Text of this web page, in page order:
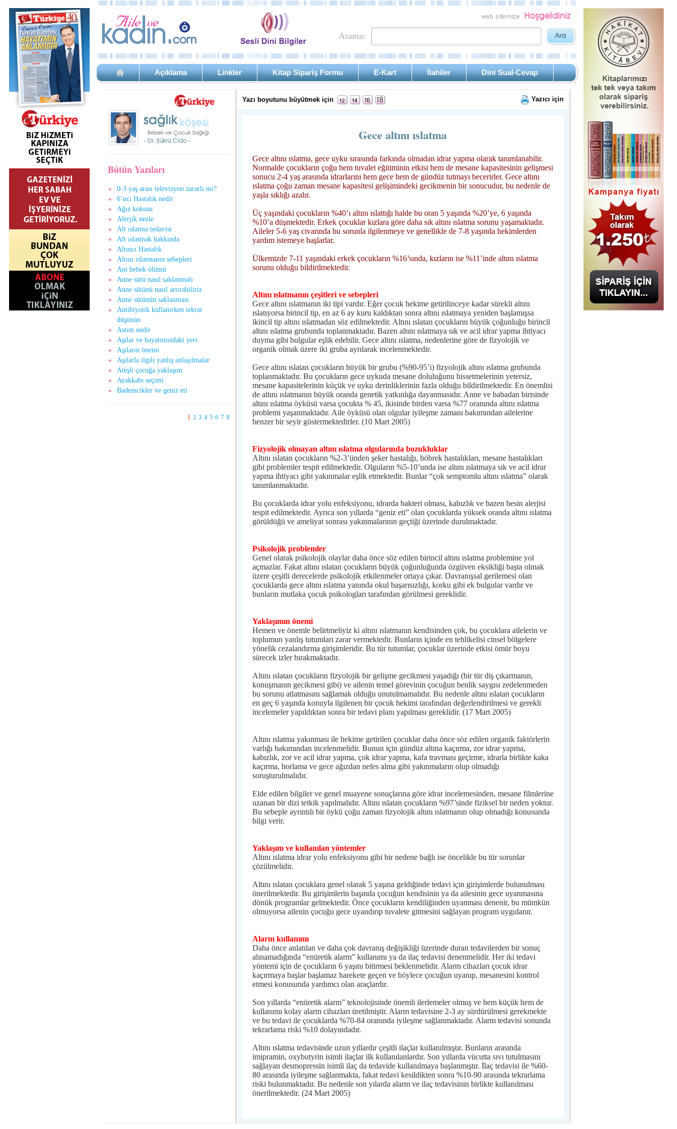
Arama:
Açıklama Linkler Kitap Sipariş Formu E-Kart İlahiler Dini Sual-Cevap
Bütün Yazıları
0-3 yaş arası televizyon zararlı mı?
6’ncı Hastalık nedir
Ağız kokusu
Alerjik nezle
Alt ıslatma tedavisi
Alt ıslatmak hakkında
Altıncı Hastalık
Altını ıslatmanın sebepleri
Ani bebek ölümü
Anne sütü nasıl saklanmalı
Anne sütünü nasıl artırabiliriz
Anne sütünün saklanması
Antibiyotik kullanırken tekrar
düşünün
Astım nedir
Aşılar ve hayatımızdaki yeri
Aşıların önemi
Aşılarla ilgili yanlış anlaşılmalar
Ateşli çocuğa yaklaşım
Ayakkabı seçimi
Bademcikler ve geniz eti
1 2 3 4 5 6 7 8
Yazı boyutunu büyütmek için Yazıcı için
Gece altını ıslatma
Gece altını ıslatma, gece uyku sırasında farkında olmadan idrar yapma olarak tanımlanabilir.
Normalde çocukların çoğu hem tuvalet eğitiminin etkisi hem de mesane kapasitesinin gelişmesi
sonucu 2-4 yaş arasında idrarlarını hem gece hem de gündüz tutmayı becerirler. Gece altını
ıslatma çoğu zaman mesane kapasitesi gelişimindeki gecikmenin bir sonucudur, bu nedenle de
yaşla sıklığı azalır.
Üç yaşındaki çocukların %40’ı altını ıslattığı halde bu oran 5 yaşında %20’ye, 6 yaşında
%10’a düşmektedir. Erkek çocuklar kızlara göre daha sık altını ıslatma sorunu yaşamaktadır.
Aileler 5-6 yaş civarında bu sorunla ilgilenmeye ve genellikle de 7-8 yaşında hekimlerden
yardım istemeye başlarlar.
Ülkemizde 7-11 yaşındaki erkek çocukların %16’sında, kızların ise %11’inde altını ıslatma
sorunu olduğu bildirilmektedir.
Altını ıslatmanın çeşitleri ve sebepleri
Gece altını ıslatmanın iki tipi vardır. Eğer çocuk hekime getirilinceye kadar sürekli altını
ıslatıyorsa birincil tip, en az 6 ay kuru kaldıktan sonra altını ıslatmaya yeniden başlamışsa
ikincil tip altını ıslatmadan söz edilmektedir. Altını ıslatan çocukların büyük çoğunluğu birincil
altını ıslatma grubunda toplanmaktadır. Bazen altını ıslatmaya sık ve acil idrar yapma ihtiyacı
duyma gibi bulgular eşlik edebilir. Gece altını ıslatma, nedenlerine göre de fizyolojik ve
organik olmak üzere iki gruba ayrılarak incelenmektedir.
Gece altını ıslatan çocukların büyük bir grubu (%90-95’i) fizyolojik altını ıslatma grubunda
toplanmaktadır. Bu çocukların gece uykuda mesane doluluğunu hissetmelerinin yetersiz,
mesane kapasitelerinin küçük ve uyku derinliklerinin fazla olduğu bildirilmektedir. En önemlisi
de altını ıslatmanın büyük oranda genetik yatkınlığa dayanmasıdır. Anne ve babadan birisinde
altını ıslatma öyküsü varsa çocukta % 45, ikisinde birden varsa %77 oranında altını ıslatma
problemi yaşanmaktadır. Aile öyküsü olan olgular iyileşme zamanı bakımından ailelerine
benzer bir seyir göstermektedirler. (10 Mart 2005)
Fizyolojik olmayan altını ıslatma olgularında bozukluklar
Altını ıslatan çocukların %2-3’ünden şeker hastalığı, böbrek hastalıkları, mesane hastalıkları
gibi problemler tespit edilmektedir. Olguların %5-10’unda ise altını ıslatmaya sık ve acil idrar
yapma ihtiyacı gibi yakınmalar eşlik etmektedir. Bunlar “çok semptomlu altını ıslatma” olarak
tanımlanmaktadır.
Bu çocuklarda idrar yolu enfeksiyonu, idrarda bakteri olması, kabızlık ve bazen besin alerjisi
tespit edilmektedir. Ayrıca son yıllarda “geniz eti” olan çocuklarda yüksek oranda altını ıslatma
görüldüğü ve ameliyat sonrası yakınmalarının geçtiği üzerinde durulmaktadır.
Psikolojik problemler
Genel olarak psikolojik olaylar daha önce söz edilen birincil altını ıslatma problemine yol
açmazlar. Fakat altını ıslatan çocukların büyük çoğunluğunda özgüven eksikliği başta olmak
üzere çeşitli derecelerde psikolojik etkilenmeler ortaya çıkar. Davranışsal gerilemesi olan
çocuklarda gece altını ıslatma yanında okul başarısızlığı, korku gibi ek bulgular vardır ve
bunların mutlaka çocuk psikologları tarafından görülmesi gereklidir.
Yaklaşımın önemi
Hemen ve önemle belirtmeliyiz ki altını ıslatmanın kendisinden çok, bu çocuklara ailelerin ve
toplumun yanlış tutumları zarar vermektedir. Bunların içinde en tehlikelisi cinsel bölgelere
yönelik cezalandırma girişimleridir. Bu tür tutumlar, çocuklar üzerinde etkisi ömür boyu
sürecek izler bırakmaktadır.
Altını ıslatan çocukların fizyolojik bir gelişme gecikmesi yaşadığı (bir tür diş çıkarmanın,
konuşmanın gecikmesi gibi) ve ailenin temel görevinin çocuğun benlik saygısı zedelenmeden
bu sorunu atlatmasını sağlamak olduğu unutulmamalıdır. Bu nedenle altını ıslatan çocukların
en geç 6 yaşında konuyla ilgilenen bir çocuk hekimi tarafından değerlendirilmesi ve gerekli
incelemeler yapıldıktan sonra bir tedavi planı yapılması gereklidir. (17 Mart 2005)
Altını ıslatma yakınması ile hekime getirilen çocuklar daha önce söz edilen organik faktörlerin
varlığı bakımından incelenmelidir. Bunun için gündüz altına kaçırma, zor idrar yapma,
kabızlık, zor ve acil idrar yapma, çok idrar yapma, kafa travması geçirme, idrarla birlikte kaka
kaçırma, horlama ve gece ağızdan nefes alma gibi yakınmaların olup olmadığı
soruşturulmalıdır.
Elde edilen bilgiler ve genel muayene sonuçlarına göre idrar incelemesinden, mesane filmlerine
uzanan bir dizi tetkik yapılmalıdır. Altını ıslatan çocukların %97’sinde fiziksel bir neden yoktur.
Bu sebeple ayrıntılı bir öykü çoğu zaman fizyolojik altını ıslatmanın olup olmadığı konusunda
bilgi verir.
Yaklaşım ve kullanılan yöntemler
Altını ıslatma idrar yolu enfeksiyonu gibi bir nedene bağlı ise öncelikle bu tür sorunlar
çözülmelidir.
Altını ıslatan çocuklara genel olarak 5 yaşına geldiğinde tedavi için girişimlerde bulunulması
önerilmektedir. Bu girişimlerin başında çocuğun kendisinin ya da ailesinin gece uyanmasına
dönük programlar gelmektedir. Önce çocukların kendiliğinden uyanması denenir, bu mümkün
olmuyorsa ailenin çocuğu gece uyandırıp tuvalete gitmesini sağlayan program uygulanır.
Alarm kullanımı
Daha önce anlatılan ve daha çok davranış değişikliği üzerinde duran tedavilerden bir sonuç
alınamadığında “enüretik alarm” kullanımı ya da ilaç tedavisi denenmelidir. Her iki tedavi
yöntemi için de çocukların 6 yaşını bitirmesi beklenmelidir. Alarm cihazları çocuk idrar
kaçırmaya başlar başlamaz harekete geçen ve böylece çocuğun uyanıp, mesanesini kontrol
etmesi konusunda yardımcı olan araçlardır.
Son yıllarda “enüretik alarm” teknolojisinde önemli ilerlemeler olmuş ve hem küçük hem de
kullanımı kolay alarm cihazları üretilmiştir. Alarm tedavisine 2-3 ay sürdürülmesi gerekmekte
ve bu tedavi ile çocuklarda %70-84 oranında iyileşme sağlanmaktadır. Alarm tedavisi sonunda
tekrarlama riski %10 dolayındadır.
Altını ıslatma tedavisinde uzun yıllardır çeşitli ilaçlar kullanılmıştır. Bunların arasında
imipramin, oxybutyrin isimli ilaçlar ilk kullanılanlardır. Son yıllarda vücutta sıvı tutulmasını
sağlayan desmopressin isimli ilaç da tedavide kullanılmaya başlanmıştır. İlaç tedavisi ile %60-
80 arasında iyileşme sağlanmakta, fakat tedavi kesildikten sonra %10-90 arasında tekrarlama
riski bulunmaktadır. Bu nedenle son yılarda alarm ve ilaç tedavisinin birlikte kullanılması
önerilmektedir. (24 Mart 2005)